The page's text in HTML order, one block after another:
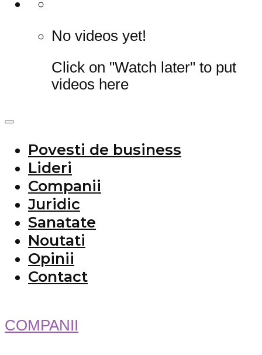
No videos yet!
Click on "Watch later" to put
videos here
Povesti de business
Lideri
Companii
Juridic
Sanatate
Noutati
Opinii
Contact
COMPANII